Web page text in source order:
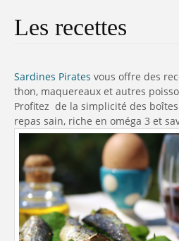
Les recettes
Sardines Pirates vous offre des
thon, maquereaux et autres
Profitez de la simplicité des
repas sain, riche en oméga 3 et